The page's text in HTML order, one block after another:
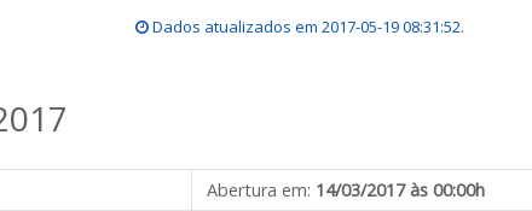
Dados atualizados em 2017-05-19 08:31:52.
Abertura em: 14/03/2017 às 00:00h